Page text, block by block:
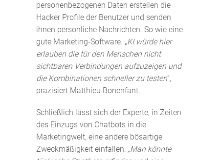
personenbezogenen Daten erstellen die
Hacker Profile der Benutzer und senden
ihnen persönliche Nachrichten. So wie eine
gute Marketing-Software. „KI würde hier
erlauben die für den Menschen nicht
sichtbaren Verbindungen aufzuzeigen und
die Kombinationen schneller zu testen“,
präzisiert Matthieu Bonenfant.
Schließlich lässt sich der Experte, in Zeiten
des Einzugs von Chatbots in die
Marketingwelt, eine andere bösartige
Zweckmäßigkeit einfallen: „Man könnte